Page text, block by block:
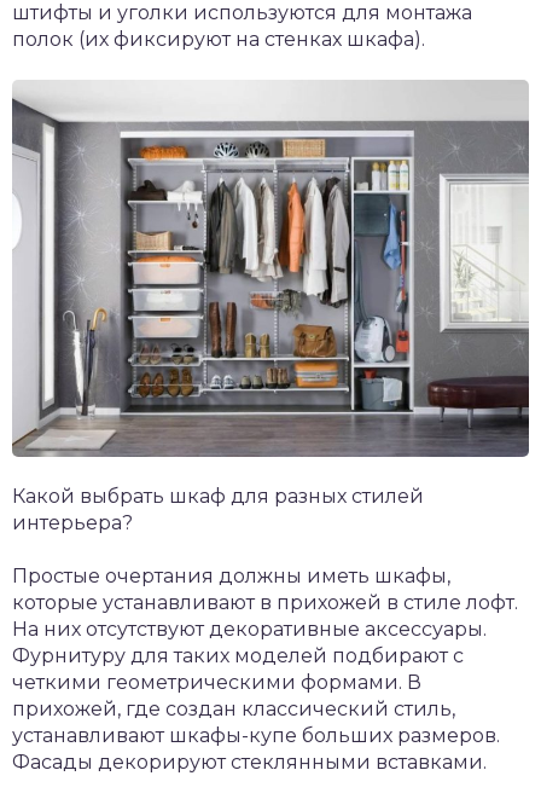
штифты и уголки используются для монтажа
полок (их фиксируют на стенках шкафа).
Какой выбрать шкаф для разных стилей
интерьера?
Простые очертания должны иметь шкафы,
которые устанавливают в прихожей в стиле лофт.
На них отсутствуют декоративные аксессуары.
Фурнитуру для таких моделей подбирают с
четкими геометрическими формами. В
прихожей, где создан классический стиль,
устанавливают шкафы-купе больших размеров.
Фасады декорируют стеклянными вставками.